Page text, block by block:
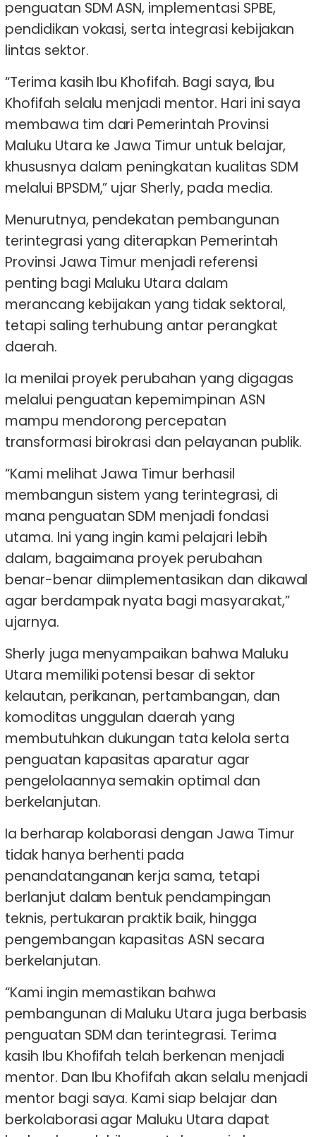
penguatan SDM ASN, implementasi SPBE,
pendidikan vokasi, serta integrasi kebijakan
lintas sektor.
“Terima kasih Ibu Khofifah. Bagi saya, Ibu
Khofifah selalu menjadi mentor. Hari ini saya
membawa tim dari Pemerintah Provinsi
Maluku Utara ke Jawa Timur untuk belajar,
khususnya dalam peningkatan kualitas SDM
melalui BPSDM,” ujar Sherly, pada media.
Menurutnya, pendekatan pembangunan
terintegrasi yang diterapkan Pemerintah
Provinsi Jawa Timur menjadi referensi
penting bagi Maluku Utara dalam
merancang kebijakan yang tidak sektoral,
tetapi saling terhubung antar perangkat
daerah.
Ia menilai proyek perubahan yang digagas
melalui penguatan kepemimpinan ASN
mampu mendorong percepatan
transformasi birokrasi dan pelayanan publik.
“Kami melihat Jawa Timur berhasil
membangun sistem yang terintegrasi, di
mana penguatan SDM menjadi fondasi
utama. Ini yang ingin kami pelajari lebih
dalam, bagaimana proyek perubahan
benar-benar diimplementasikan dan dikawal
agar berdampak nyata bagi masyarakat,”
ujarnya.
Sherly juga menyampaikan bahwa Maluku
Utara memiliki potensi besar di sektor
kelautan, perikanan, pertambangan, dan
komoditas unggulan daerah yang
membutuhkan dukungan tata kelola serta
penguatan kapasitas aparatur agar
pengelolaannya semakin optimal dan
berkelanjutan.
Ia berharap kolaborasi dengan Jawa Timur
tidak hanya berhenti pada
penandatanganan kerja sama, tetapi
berlanjut dalam bentuk pendampingan
teknis, pertukaran praktik baik, hingga
pengembangan kapasitas ASN secara
berkelanjutan.
“Kami ingin memastikan bahwa
pembangunan di Maluku Utara juga berbasis
penguatan SDM dan terintegrasi. Terima
kasih Ibu Khofifah telah berkenan menjadi
mentor. Dan Ibu Khofifah akan selalu menjadi
mentor bagi saya. Kami siap belajar dan
berkolaborasi agar Maluku Utara dapat